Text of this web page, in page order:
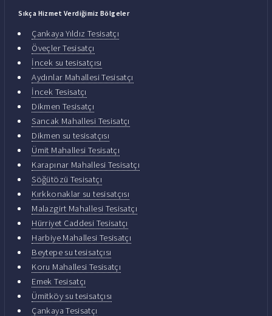
Sıkça Hizmet Verdiğimiz Bölgeler
Çankaya Yıldız Tesisatçı
Öveçler Tesisatçı
İncek su tesisatçısı
Aydınlar Mahallesi Tesisatçı
İncek Tesisatçı
Dikmen Tesisatçı
Sancak Mahallesi Tesisatçı
Dikmen su tesisatçısı
Ümit Mahallesi Tesisatçı
Karapınar Mahallesi Tesisatçı
Söğütözü Tesisatçı
Kırkkonaklar su tesisatçısı
Malazgirt Mahallesi Tesisatçı
Hürriyet Caddesi Tesisatçı
Harbiye Mahallesi Tesisatçı
Beytepe su tesisatçısı
Koru Mahallesi Tesisatçı
Emek Tesisatçı
Ümitköy su tesisatçısı
Çankaya Tesisatçı